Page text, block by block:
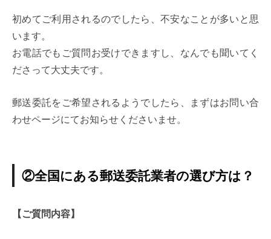
初めてご利用されるのでしたら、不安なことが多いと思
います。
お電話でもご質問お受けできますし、なんでも聞いてく
ださって大丈夫です。
郵送委託をご希望されるようでしたら、まずはお問い合
わせページにてお知らせくださいませ。
②全国にある郵送委託業者の選び方は？
【ご質問内容】